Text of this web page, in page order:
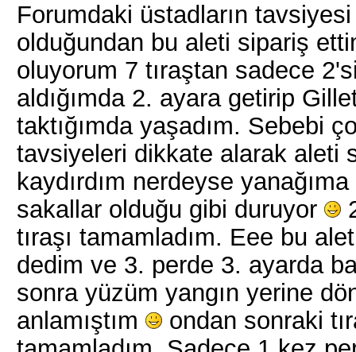
Forumdaki üstadların
olduğundan bu aleti sipariş
oluyorum 7 tıraştan sadece
aldığımda 2. ayara getirip
taktığımda yaşadım. Sebebi
tavsiyeleri dikkate alarak aleti
kaydırdım nerdeyse
sakallar olduğu gibi duruyor
tıraşı tamamladım. Eee bu
dedim ve 3. perde 3. ayarda
sonra yüzüm yangın yerine
anlamıştım
ondan sonraki